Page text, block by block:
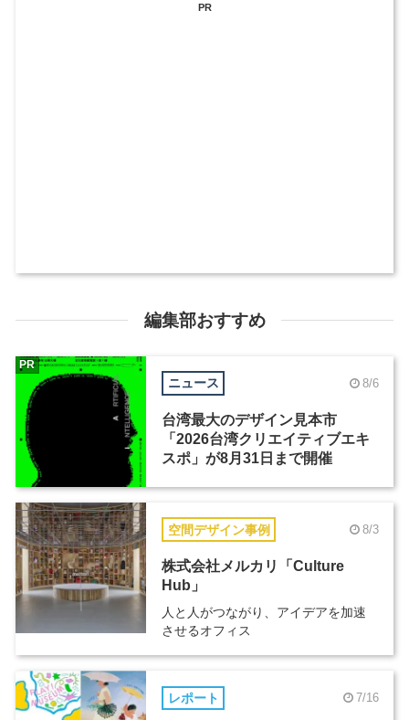
PR
編集部おすすめ
ニュース 8/6
台湾最大のデザイン見本市
「2026台湾クリエイティブエキ
スポ」が8月31日まで開催
PR
空間デザイン事例 8/3
株式会社メルカリ「Culture
Hub」
人と人がつながり、アイデアを加速
させるオフィス
レポート 7/16